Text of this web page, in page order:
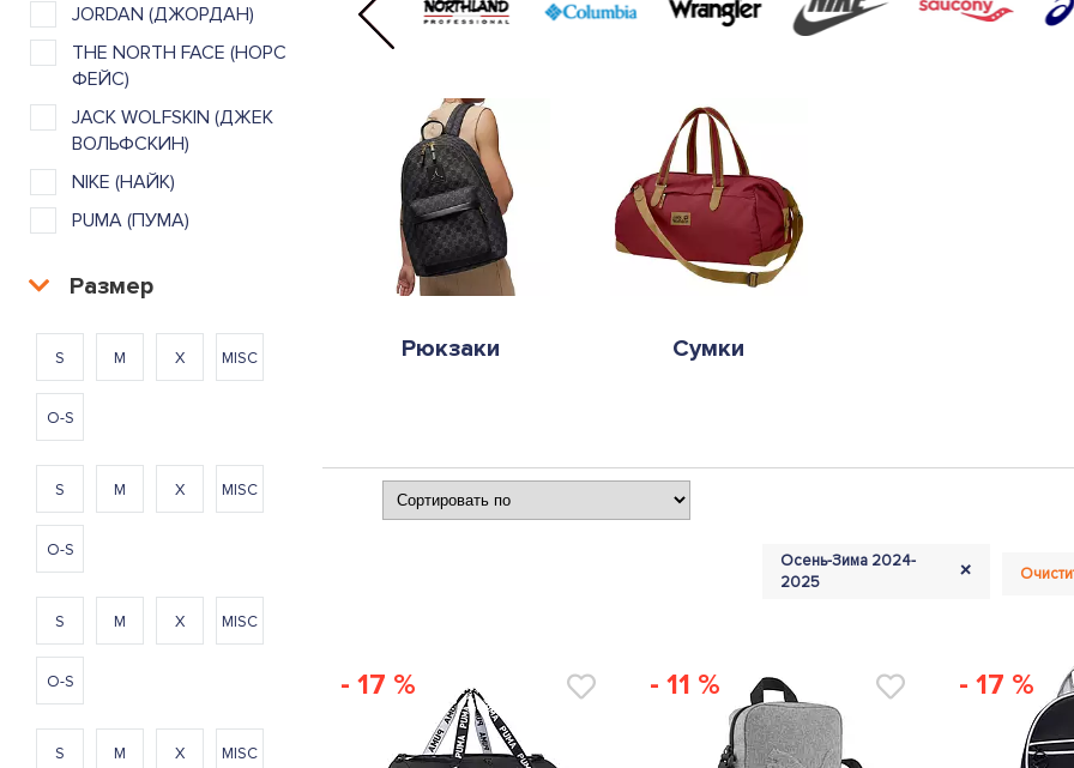
JORDAN (ДЖОРДАН)
THE NORTH FACE (НОРС
ФЕЙС)
JACK WOLFSKIN (ДЖЕК
ВОЛЬФСКИН)
NIKE (НАЙК)
PUMA (ПУМА)
Размер
S M X MISC
O-S
S M X MISC
O-S
S M X MISC
O-S
S M X MISC
Рюкзаки Сумки
Осень-Зима 2024-
2025
+
- 17 % - 11 % - 17 %